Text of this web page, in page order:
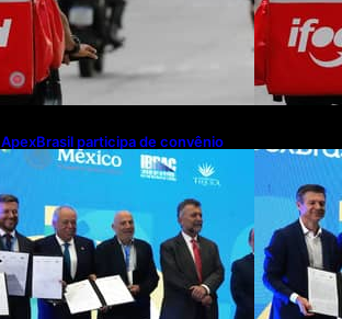
ApexBrasil participa de convênio
para investimento de R$ 2,63
milhões em exportações de cachaça